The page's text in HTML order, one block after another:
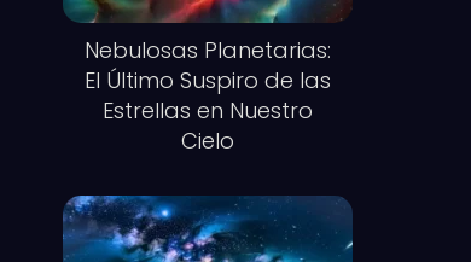
Nebulosas Planetarias:
El Último Suspiro de las
Estrellas en Nuestro
Cielo